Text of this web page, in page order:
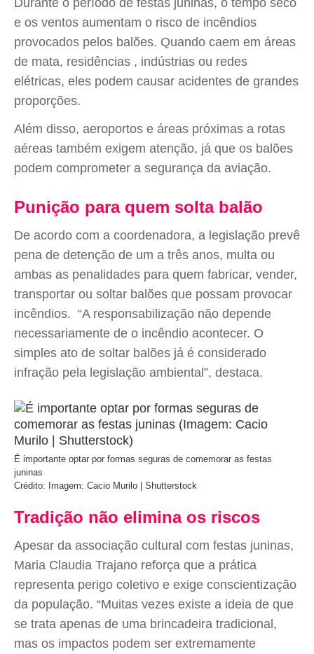
Durante o período de festas juninas, o tempo seco
e os ventos aumentam o risco de incêndios
provocados pelos balões. Quando caem em áreas
de mata, residências , indústrias ou redes
elétricas, eles podem causar acidentes de grandes
proporções.
Além disso, aeroportos e áreas próximas a rotas
aéreas também exigem atenção, já que os balões
podem comprometer a segurança da aviação.
Punição para quem solta balão
De acordo com a coordenadora, a legislação prevê
pena de detenção de um a três anos, multa ou
ambas as penalidades para quem fabricar, vender,
transportar ou soltar balões que possam provocar
incêndios. “A responsabilização não depende
necessariamente de o incêndio acontecer. O
simples ato de soltar balões já é considerado
infração pela legislação ambiental”, destaca.
É importante optar por formas seguras de comemorar as festas
juninas
Crédito: Imagem: Cacio Murilo | Shutterstock
Tradição não elimina os riscos
Apesar da associação cultural com festas juninas,
Maria Claudia Trajano reforça que a prática
representa perigo coletivo e exige conscientização
da população. “Muitas vezes existe a ideia de que
se trata apenas de uma brincadeira tradicional,
mas os impactos podem ser extremamente